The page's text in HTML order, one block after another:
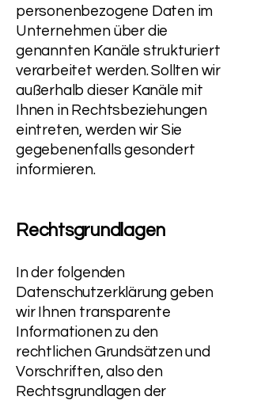
personenbezogene Daten im
Unternehmen über die
genannten Kanäle strukturiert
verarbeitet werden. Sollten wir
außerhalb dieser Kanäle mit
Ihnen in Rechtsbeziehungen
eintreten, werden wir Sie
gegebenenfalls gesondert
informieren.
Rechtsgrundlagen
In der folgenden
Datenschutzerklärung geben
wir Ihnen transparente
Informationen zu den
rechtlichen Grundsätzen und
Vorschriften, also den
Rechtsgrundlagen der